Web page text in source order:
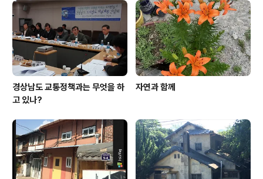
경상남도 교통정책과는 무엇을 하
고 있나?
자연과 함께